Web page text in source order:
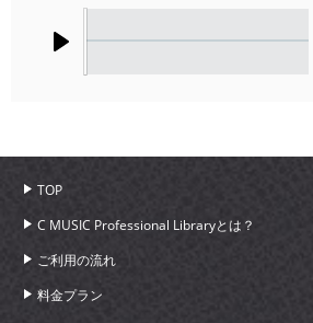
TOP
C MUSIC Professional Libraryとは？
ご利用の流れ
料金プラン